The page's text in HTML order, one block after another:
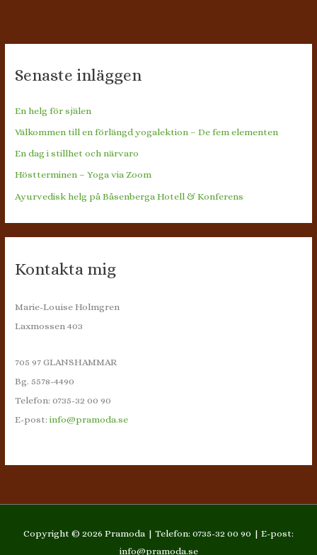
Senaste inläggen
En helg för själen
Välkommen till en förlängd yogalektion – De fem elementen
En dag i stillhet och närvaro
Höstterminen – Yoga via Zoom
Ayurvedisk helg på Båsenberga Hotell & Konferens
Kontakta mig
Marie-Louise Holmgren
Laxmossen 403
705 97 GLANSHAMMAR
Bg. 5578-4490
Telefon: 0735-32 00 90
E-post:info@pramoda.se
Copyright © 2026 Pramoda | Telefon: 0735-32 00 90 | E-post:
info@pramoda.se